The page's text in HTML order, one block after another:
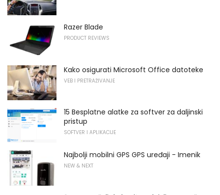
Razer Blade
PRODUCT REVIEWS
Kako osigurati Microsoft Office datoteke
VEB I PRETRAŽIVANJE
15 Besplatne alatke za softver za daljinski
pristup
SOFTVER I APLIKACIJE
Najbolji mobilni GPS GPS uređaji - Imenik
NEW & NEXT